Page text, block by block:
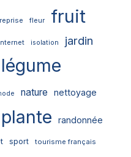
fleur fruit
isolation jardin
légume
nature nettoyage
plante randonnée
sport tourisme français